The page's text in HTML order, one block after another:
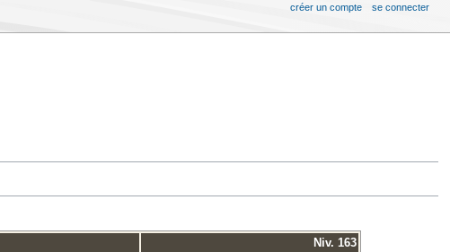
Niv. 163
créer un compte se connecter